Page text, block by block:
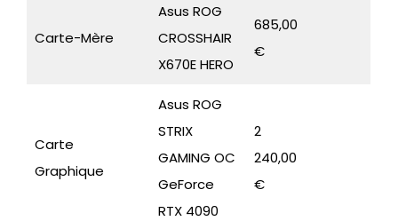
Carte-Mère
Asus ROG
CROSSHAIR
X670E HERO
685,00
€
Carte
Graphique
Asus ROG
STRIX
GAMING OC
GeForce
RTX 4090
2
240,00
€